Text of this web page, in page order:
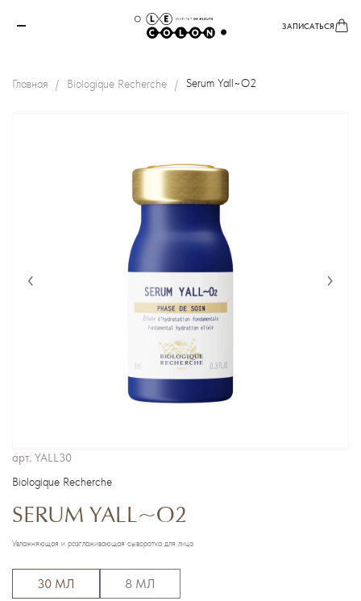
ЗАПИСАТЬСЯ
Главная Biologique Recherche Serum Yall~O2
арт. YALL30
Biologique Recherche
SERUM YALL~O2
30 МЛ 8 МЛ
Увлажняющая и разглаживающая сыворотка для лица